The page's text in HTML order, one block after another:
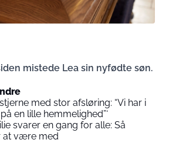
mistede Lea sin nyfødte søn.
med stor afsløring: “Vi har i
en lille hemmelighed”‘
svarer en gang for alle: Så
at være med